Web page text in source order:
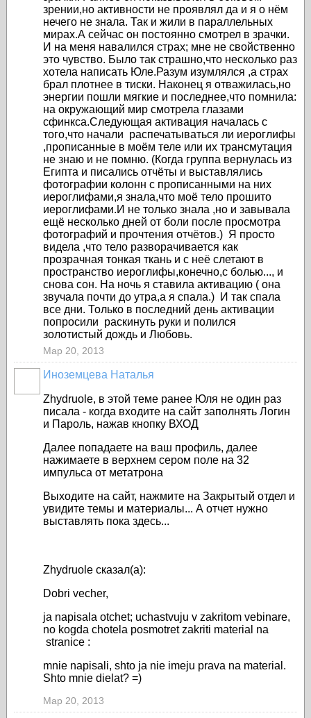
зрении,но активности не проявлял да и я о нём
нечего не знала. Так и жили в параллельных
мирах.А сейчас он постоянно смотрел в зрачки.
И на меня навалился страх; мне не свойственно
это чувство. Было так страшно,что несколько раз
хотела написать Юле.Разум изумлялся ,а страх
брал плотнее в тиски. Наконец я отважилась,но
энергии пошли мягкие и последнее,что помнила:
на окружающий мир смотрела глазами
сфинкса.Следующая активация началась с
того,что начали распечатываться ли иероглифы
,прописанные в моём теле или их трансмутация
не знаю и не помню. (Когда группа вернулась из
Египта и писались отчёты и выставлялись
фотографии колонн с прописанными на них
иероглифами,я знала,что моё тело прошито
иероглифами.И не только знала ,но и завывала
ещё несколько дней от боли после просмотра
фотографий и прочтения отчётов.) Я просто
видела ,что тело разворачивается как
прозрачная тонкая ткань и с неё слетают в
пространство иероглифы,конечно,с болью..., и
снова сон. На ночь я ставила активацию ( она
звучала почти до утра,а я спала.) И так спала
все дни. Только в последний день активации
попросили раскинуть руки и полился
золотистый дождь и Любовь.
Мар 20, 2013
Иноземцева Наталья
Zhydruole, в этой теме ранее Юля не один раз
писала - когда входите на сайт заполнять Логин
и Пароль, нажав кнопку ВХОД
Далее попадаете на ваш профиль, далее
нажимаете в верхнем сером поле на 32
импульса от метатрона
Выходите на сайт, нажмите на Закрытый отдел и
увидите темы и материалы... А отчет нужно
выставлять пока здесь...
Zhydruole сказал(а):
Dobri vecher,
ja napisala otchet; uchastvuju v zakritom vebinare,
no kogda chotela posmotret zakriti material na
stranice :
mnie napisali, shto ja nie imeju prava na material.
Shto mnie dielat? =)
Мар 20, 2013